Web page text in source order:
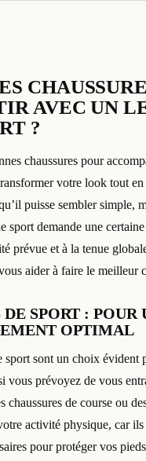
AVEC UN
?
chaussures pour
votre look tout en
puisse sembler simple,
sport demande une
prévue et à la tenue
aider à faire le meilleur
SPORT : POUR
OPTIMAL
sport sont un choix évident
vous prévoyez de vous
chaussures de course ou
activité physique, car
pour protéger vos